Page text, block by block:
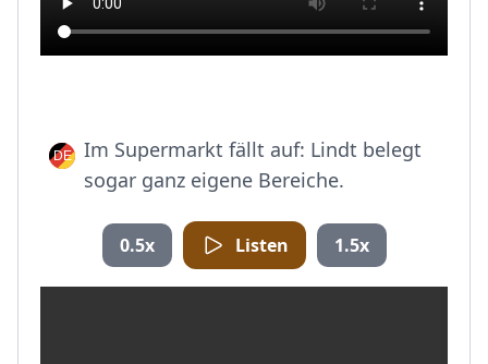
Im Supermarkt fällt auf: Lindt belegt
sogar ganz eigene Bereiche.
0.5x Listen 1.5x